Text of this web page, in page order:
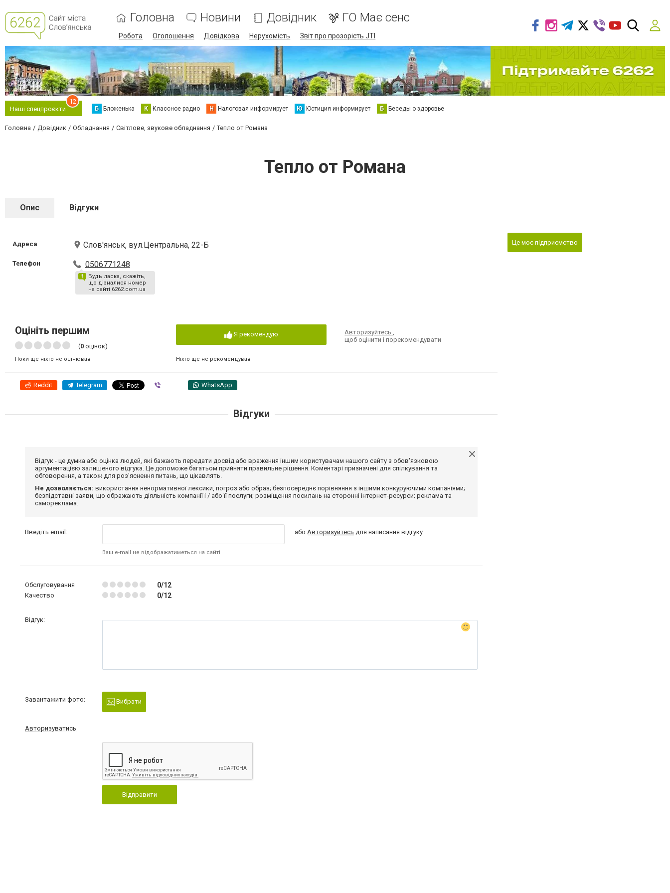
Головна Новини Довідник ГО Має сенс
Робота Оголошення Довідкова Нерухомість Звіт про прозорість JTI
Наші спецпроєкти
12
Б Бложенька К Классное радио Н Налоговая информирует Ю Юстиция информирует Б Беседы о здоровье
Головна Довідник Обладнання Світлове, звукове обладнання Тепло от Романа
Тепло от Романа
Опис Відгуки
Адреса Слов'янськ, вул.Центральна, 22-Б
Телефон 0506771248
Будь ласка, скажіть,
що дізналися номер
на сайті 6262.com.ua
Оцініть першим
(0 оцінок)
Поки ще ніхто не оцінював
Я рекомендую
Ніхто ще не рекомендував
Авторизуйтесь,
щоб оцінити і порекомендувати
Reddit Telegram WhatsApp
Це моє підприємство
Відгуки
Відгук - це думка або оцінка людей, які бажають передати досвід або враження іншим користувачам нашого сайту з обов'язковою
аргументацією залишеного відгука. Це допоможе багатьом прийняти правильне рішення. Коментарі призначені для спілкування та
обговорення, а також для роз'яснення питань, що цікавлять.
Не дозволяється: використання ненормативної лексики, погроз або образ; безпосереднє порівняння з іншими конкуруючими компаніями;
безпідставні заяви, що ображають діяльність компанії і / або її послуги; розміщення посилань на сторонні інтернет-ресурси; реклама та
самореклама.
Введіть email:
Ваш e-mail не відображатиметься на сайті
абоАвторизуйтесь для написання відгуку
Обслуговування 0/12
Качество 0/12
Відгук:
Завантажити фото: Вибрати
Авторизуватись
Відправити